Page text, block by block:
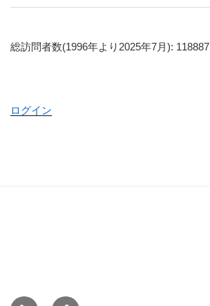
総訪問者数(1996年より2025年7月): 118887
ログイン